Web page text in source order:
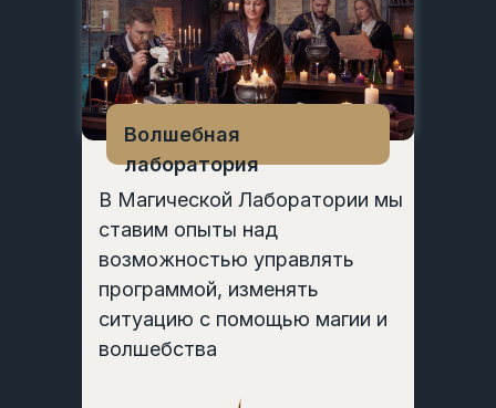
Волшебная
лаборатория
В Магической Лаборатории мы
ставим опыты над
возможностью управлять
программой, изменять
ситуацию с помощью магии и
волшебства